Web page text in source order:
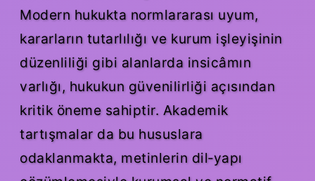
Modern hukukta normlararası uyum,
kararların tutarlılığı ve kurum işleyişinin
düzenliliği gibi alanlarda insicâmın
varlığı, hukukun güvenilirliği açısından
kritik öneme sahiptir. Akademik
tartışmalar da bu hususlara
odaklanmakta, metinlerin dil‑yapı